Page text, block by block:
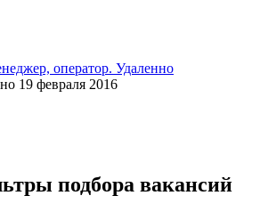
оператор. Удаленно
19 февраля 2016
подбора вакансий